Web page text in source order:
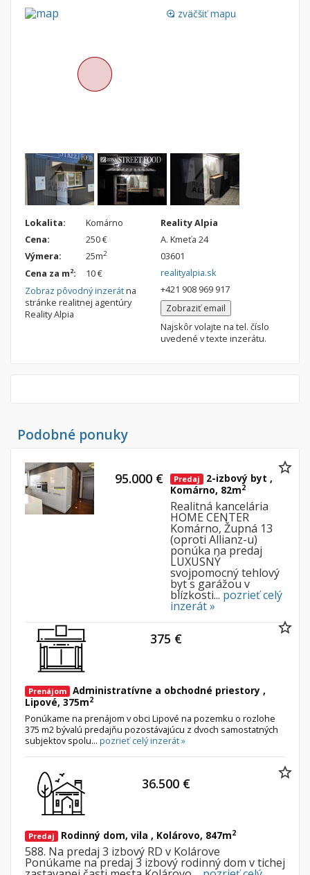
1-izbové
4 a viac izbové byty
Priemyselný pozemok
Poľnohospodárske pozemky
Nebytové priestory
Administratívne, obchodné
Skladové, výrobné
Filtre
Ponuka RK
Len s fotkou
Zatvoriť vyhľadávanie
loupe zväčšiť mapu
Lokalita:
Komárno
Cena:
250 €
Výmera:
25m2
Cena za m2:
10 €
Zobraz pôvodný inzerátna
stránke realitnej agentúry
Reality Alpia
Reality Alpia
A. Kmeťa 24
03601
realityalpia.sk
+421 908 969 917
Zobraziť email
Najskôr volajte na tel. číslo
uvedené v texte inzerátu.
Podobné ponuky
Predaj
2-izbový byt ,
Komárno, 82m2
Realitná kancelária
HOME CENTER
Komárno, Župná 13
(oproti Allianz-u)
ponúka na predaj
LUXUSNÝ
svojpomocný tehlový
byt s garážou v
blízkosti... pozrieť celý
inzerát »
95.000 €
Prenájom Administratívne a obchodné priestory ,
Lipové, 375m2
Ponúkame na prenájom v obci Lipové na pozemku o rozlohe
375 m2 bývalú predajňu pozostávajúcu z dvoch samostatných
subjektov spolu... pozrieť celý inzerát »
375 €
Predaj Rodinný dom, vila , Kolárovo, 847m2
588. Na predaj 3 izbový RD v Kolárove
Ponúkame na predaj 3 izbový rodinný dom v tichej
36.500 €